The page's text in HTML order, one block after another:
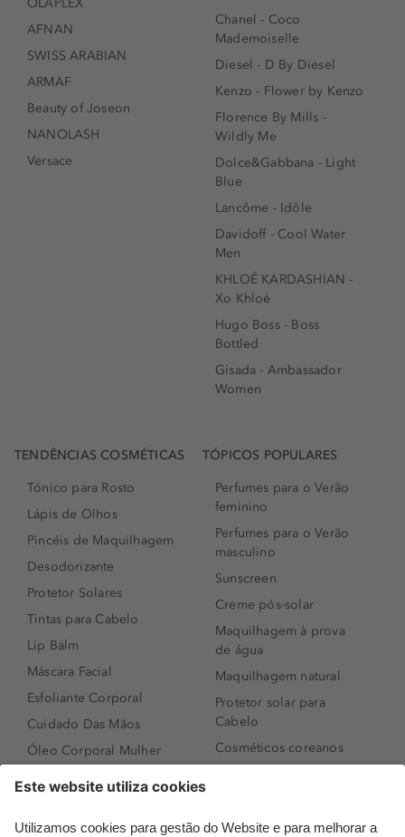
AFNAN
SWISS ARABIAN
ARMAF
Beauty of Joseon
NANOLASH
Versace
Chanel - Coco
Mademoiselle
Diesel - D By Diesel
Kenzo - Flower by Kenzo
Florence By Mills -
Wildly Me
Dolce&Gabbana - Light
Blue
Lancôme - Idôle
Davidoff - Cool Water
Men
KHLOÉ KARDASHIAN -
Xo Khloè
Hugo Boss - Boss
Bottled
Gisada - Ambassador
Women
TENDÊNCIAS COSMÉTICAS
Tónico para Rosto
Lápis de Olhos
Pincéis de Maquilhagem
Desodorizante
Protetor Solares
Tintas para Cabelo
Lip Balm
Máscara Facial
Esfoliante Corporal
Cuidado Das Mãos
Óleo Corporal Mulher
Sérum de Rosto
TÓPICOS POPULARES
Perfumes para o Verão
feminino
Perfumes para o Verão
masculino
Sunscreen
Creme pós-solar
Maquilhagem à prova
de água
Maquilhagem natural
Protetor solar para
Cabelo
Cosméticos coreanos
Perfumes árabes